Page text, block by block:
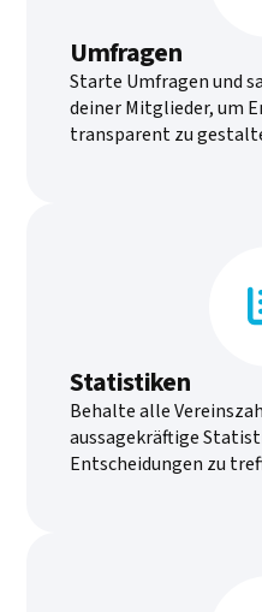
Umfragen
Starte Umfragen und
deiner Mitglieder, um
transparent zu
Statistiken
Behalte alle
aussagekräftige
Entscheidungen zu